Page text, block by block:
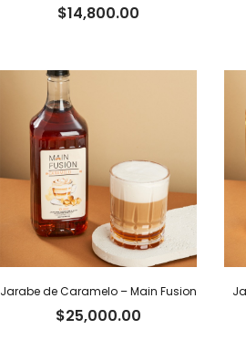
$14,800.00
Jarabe de Caramelo – Main Fusion
$25,000.00